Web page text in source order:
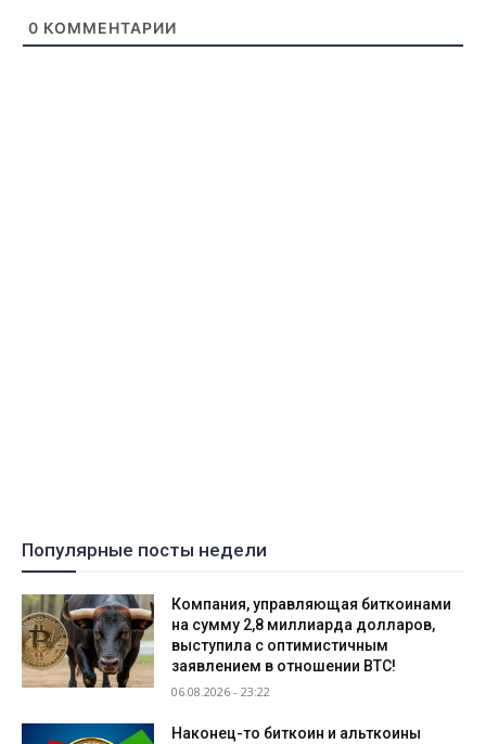
0 КОММЕНТАРИИ
Популярные посты недели
Компания, управляющая биткоинами
на сумму 2,8 миллиарда долларов,
выступила с оптимистичным
заявлением в отношении BTC!
06.08.2026 - 23:22
Наконец-то биткоин и альткоины